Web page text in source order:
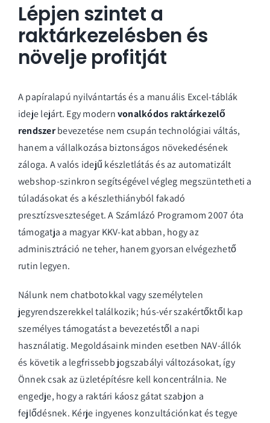
Lépjen szintet a
raktárkezelésben és
növelje profitját
A papíralapú nyilvántartás és a manuális Excel-táblák
ideje lejárt. Egy modernvonalkódos raktárkezelő
rendszerbevezetése nem csupán technológiai váltás,
hanem a vállalkozása biztonságos növekedésének
záloga. A valós idejű készletlátás és az automatizált
webshop-szinkron segítségével végleg megszüntetheti a
túladásokat és a készlethiányból fakadó
presztízsveszteséget. A Számlázó Programom 2007 óta
támogatja a magyar KKV-kat abban, hogy az
adminisztráció ne teher, hanem gyorsan elvégezhető
rutin legyen.
Nálunk nem chatbotokkal vagy személytelen
jegyrendszerekkel találkozik; hús-vér szakértőktől kap
személyes támogatást a bevezetéstől a napi
használatig. Megoldásaink minden esetben NAV-állók
és követik a legfrissebb jogszabályi változásokat, így
Önnek csak az üzletépítésre kell koncentrálnia. Ne
engedje, hogy a raktári káosz gátat szabjon a
fejlődésnek. Kérje ingyenes konzultációnkat és tegye